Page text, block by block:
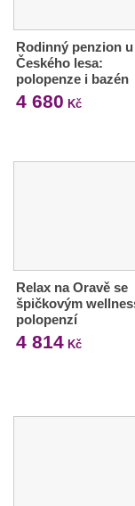
Rodinný penzion u
Českého lesa:
polopenze i bazén
4 680 Kč
Relax na Oravě se
špičkovým
polopenzí
4 814 Kč